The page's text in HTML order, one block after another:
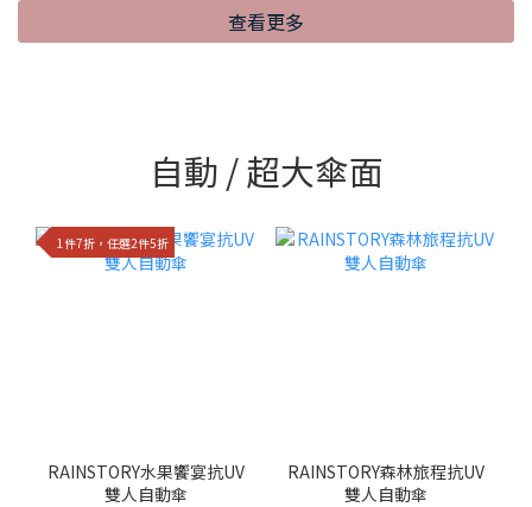
查看更多
自動 / 超大傘面
1件7折，任選2件5折
RAINSTORY水果饗宴抗UV
雙人自動傘
RAINSTORY森林旅程抗UV
雙人自動傘